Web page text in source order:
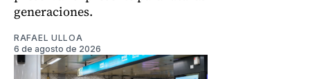
generaciones.
RAFAEL ULLOA
6 de agosto de 2026